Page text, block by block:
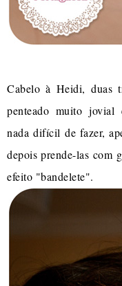
Cabelo à Heidi, duas
penteado muito
nada difícil de fazer,
depois prende-las com
efeito "bandelete".